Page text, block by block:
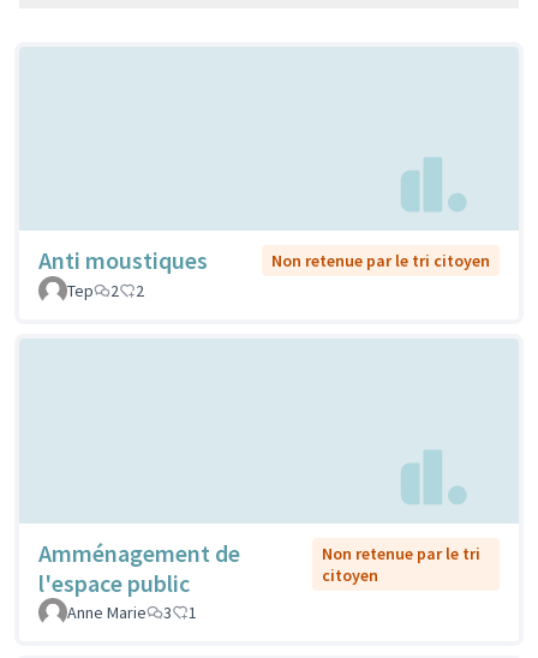
Anti moustiques
Non retenue par le tri citoyen
Tep
2 2
Amménagement de
l'espace public
Non retenue par le tri
citoyen
Anne Marie
3 1